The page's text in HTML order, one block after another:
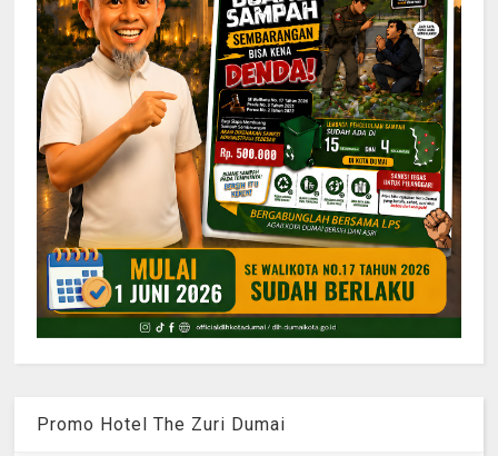
Promo Hotel The Zuri Dumai